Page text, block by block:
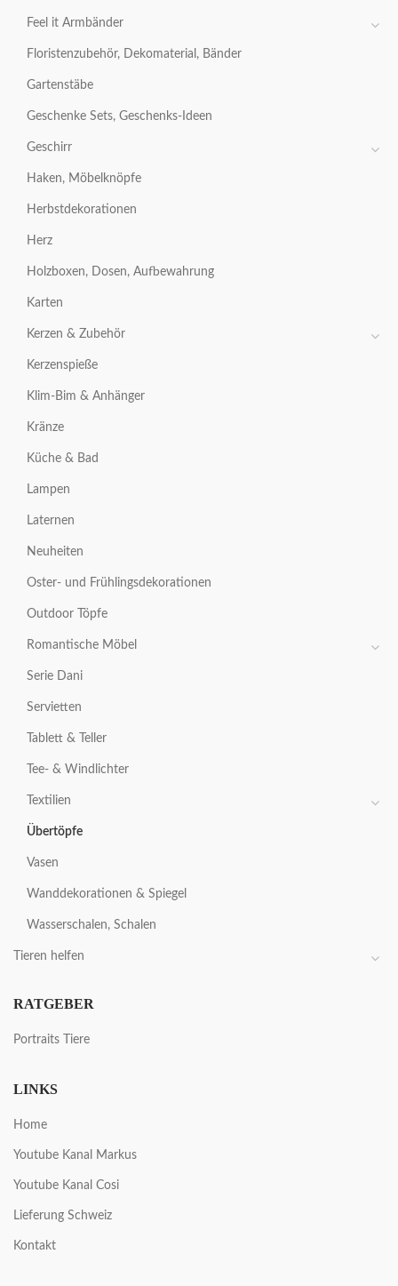
Feel it Armbänder
Floristenzubehör, Dekomaterial, Bänder
Gartenstäbe
Geschenke Sets, Geschenks-Ideen
Geschirr
Haken, Möbelknöpfe
Herbstdekorationen
Herz
Holzboxen, Dosen, Aufbewahrung
Karten
Kerzen & Zubehör
Kerzenspieße
Klim-Bim & Anhänger
Kränze
Küche & Bad
Lampen
Laternen
Neuheiten
Oster- und Frühlingsdekorationen
Outdoor Töpfe
Romantische Möbel
Serie Dani
Servietten
Tablett & Teller
Tee- & Windlichter
Textilien
Übertöpfe
Vasen
Wanddekorationen & Spiegel
Wasserschalen, Schalen
Tieren helfen
RATGEBER
Portraits Tiere
LINKS
Home
Youtube Kanal Markus
Youtube Kanal Cosi
Lieferung Schweiz
Kontakt